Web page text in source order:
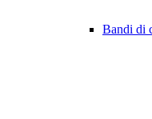
Bandi di